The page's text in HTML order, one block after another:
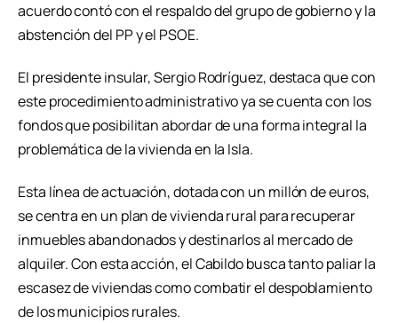
acuerdo contó con el respaldo del grupo de gobierno y la
abstención del PP y el PSOE.
El presidente insular, Sergio Rodríguez, destaca que con
este procedimiento administrativo ya se cuenta con los
fondos que posibilitan abordar de una forma integral la
problemática de la vivienda en la Isla.
Esta línea de actuación, dotada con un millón de euros,
se centra en un plan de vivienda rural para recuperar
inmuebles abandonados y destinarlos al mercado de
alquiler. Con esta acción, el Cabildo busca tanto paliar la
escasez de viviendas como combatir el despoblamiento
de los municipios rurales.